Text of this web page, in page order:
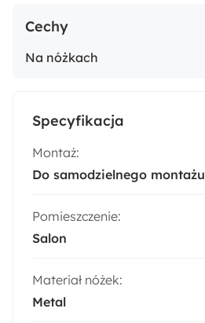
Cechy
Na nóżkach
Specyfikacja
Montaż:
Do samodzielnego montażu
Pomieszczenie:
Salon
Materiał nóżek:
Metal